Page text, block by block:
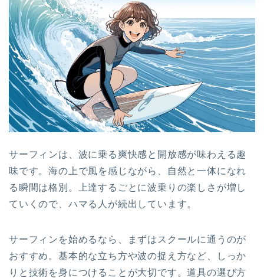
サーフィンは、波に乗る爽快感と開放感が味わえる趣
味です。海の上で風を感じながら、自然と一体になれ
る瞬間は格別。上達するごとに波乗りの楽しさが増し
ていくので、ハマる人が続出しています。
サーフィンを始めるなら、まずはスクールに通うのが
おすすめ。基本的な立ち方や波の捉え方など、しっか
りと技術を身につけることが大切です。道具の選び方